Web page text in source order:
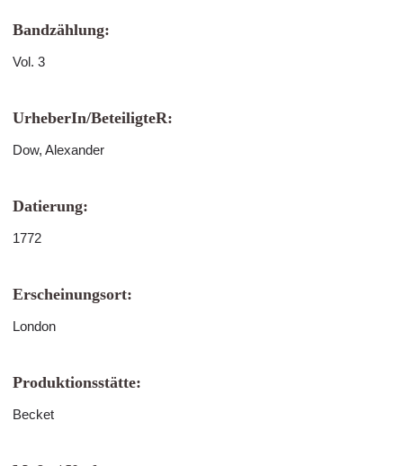
Bandzählung:
Vol. 3
UrheberIn/BeteiligteR:
Dow, Alexander
Datierung:
1772
Erscheinungsort:
London
Produktionsstätte:
Becket